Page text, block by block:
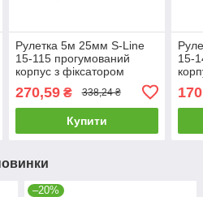
Рулетка 5м 25мм S-Line
15-115 прогумований
корпус з фіксатором
строительная будівельна
270,59₴ 338,24 ₴
Купити
15-
–20%